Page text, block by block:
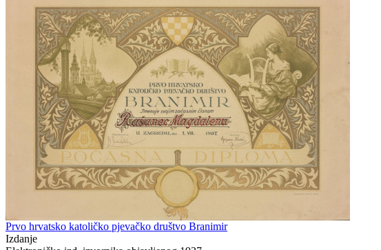
Prvo hrvatsko katoličko pjevačko društvo Branimir
Izdanje